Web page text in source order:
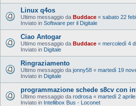
Linux q4os
Ultimo messaggio da Buddace « sabato 22
Inviato in Software per il Digitale
Ciao Antogar
Ultimo messaggio da Buddace « mercoledì 4
Inviato in Digitale
Ringraziamento
Ultimo messaggio da jonny58 « martedì 19
Inviato in Digitale
programmazione schede s8cv con
Ultimo messaggio da rodrosa « martedì 2
Inviato in Intellibox Bus - Loconet